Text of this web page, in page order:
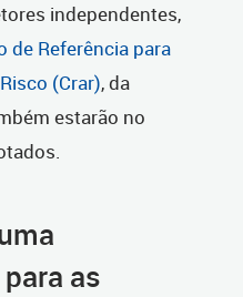
independentes,
de Referência para
(Crar), da
estarão no
as